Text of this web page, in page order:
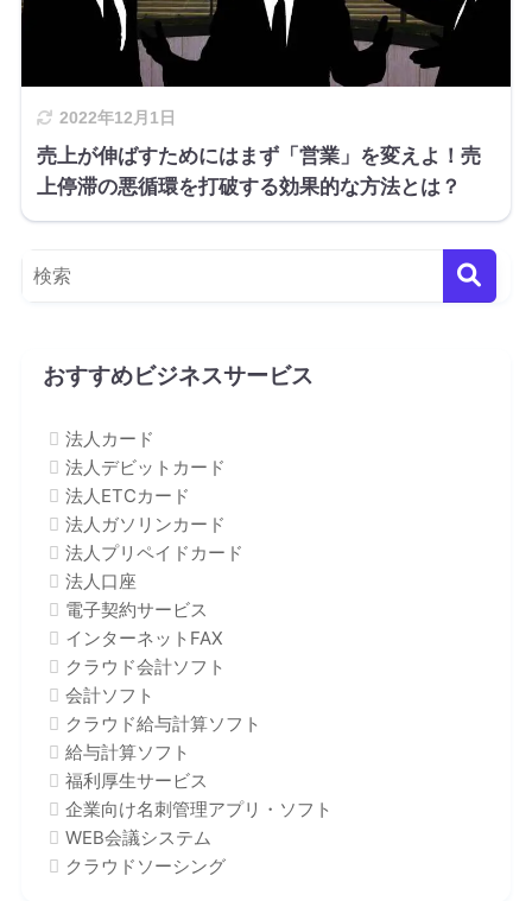
2022年12月1日
売上が伸ばすためにはまず「営業」を変えよ！売
上停滞の悪循環を打破する効果的な方法とは？
おすすめビジネスサービス
法人カード
法人デビットカード
法人ETCカード
法人ガソリンカード
法人プリペイドカード
法人口座
電子契約サービス
インターネットFAX
クラウド会計ソフト
会計ソフト
クラウド給与計算ソフト
給与計算ソフト
福利厚生サービス
企業向け名刺管理アプリ・ソフト
WEB会議システム
クラウドソーシング